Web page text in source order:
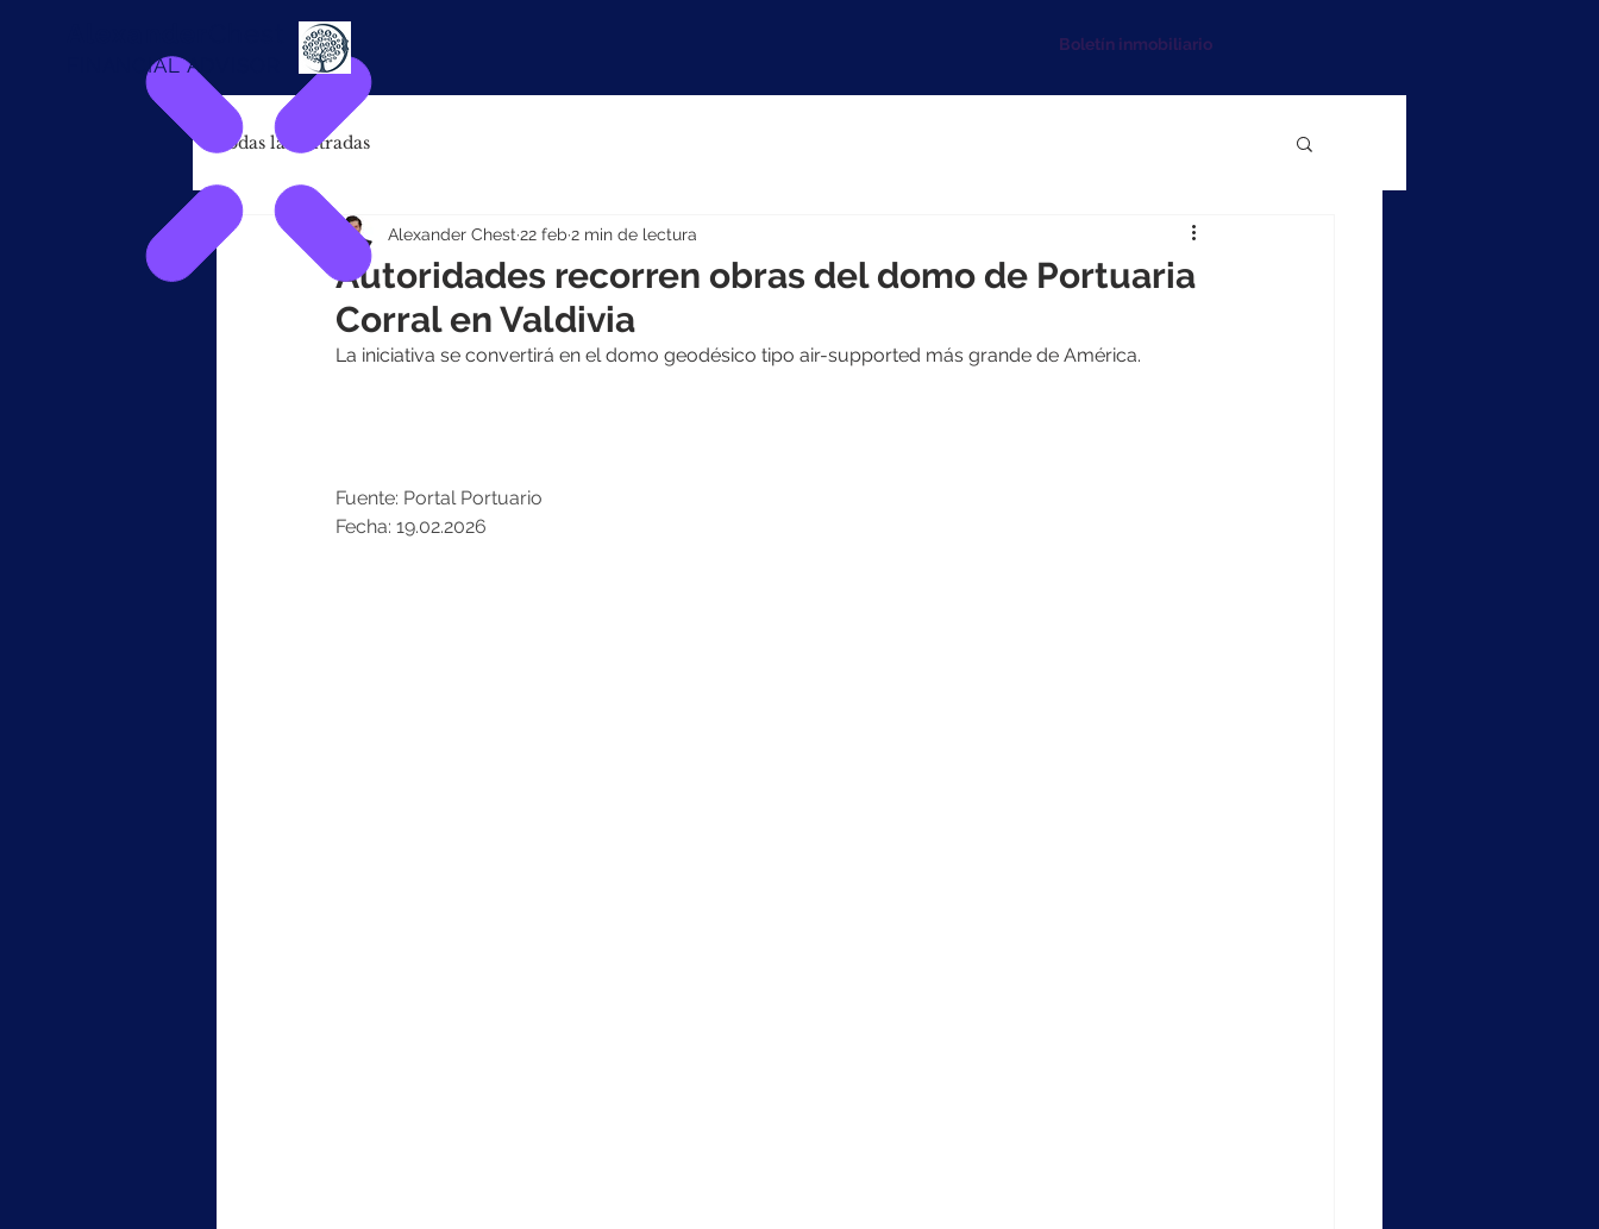
FINANCIAL ADVISOR
Boletín inmobiliario
Todas las entradas
Autoridades recorren obras del domo de Portuaria
Corral en Valdivia
Alexander Chest 22 feb 2 min de lectura
La iniciativa se convertirá en el domo geodésico tipo air-supported más grande de América.
Fuente: Portal Portuario
Fecha: 19.02.2026